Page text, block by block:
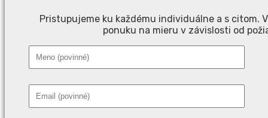
Pristupujeme ku každému individuálne a s citom.
ponuku na mieru v závislosti od